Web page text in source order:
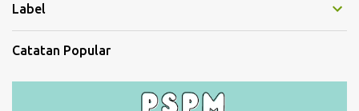
Label
Catatan Popular